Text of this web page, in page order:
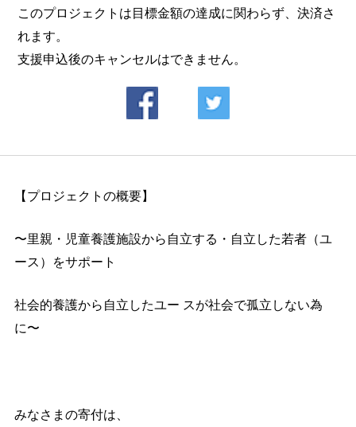
このプロジェクトは目標金額の達成に関わらず、決済さ
れます。
支援申込後のキャンセルはできません。
【プロジェクトの概要】
〜里親・児童養護施設から自立する・自立した若者（ユ
ース）をサポート
社会的養護から自立したユー スが社会で孤立しない為
に〜
みなさまの寄付は、